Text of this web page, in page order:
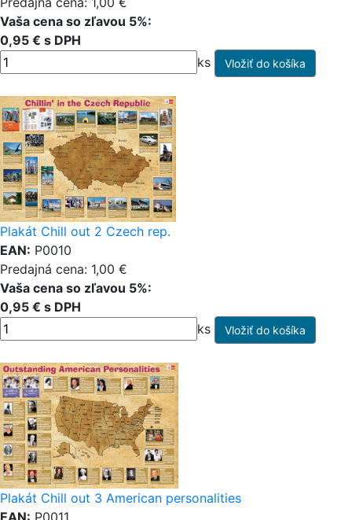
Vaša cena so zľavou 5%:
0,95 € s DPH
ks
Plakát Chill out 2 Czech rep.
EAN: P0010
Predajná cena: 1,00 €
Vaša cena so zľavou 5%:
0,95 € s DPH
ks
Plakát Chill out 3 American personalities
EAN: P0011